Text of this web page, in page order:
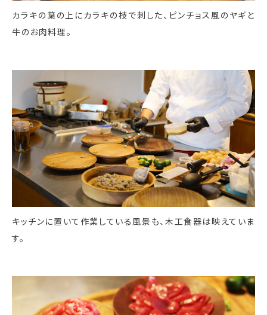
カラキの葉の上にカラキの枝で刺した、ピンチョス風のヤギと
牛のお肉料理。
キッチンに置いて作業している風景も、木工食器は映えていま
す。